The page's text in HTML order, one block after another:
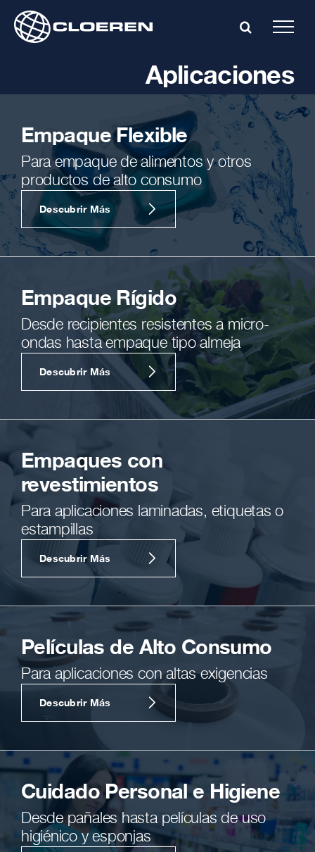
content
Aplicaciones
Empaque Flexible
Para empaque de alimentos y otros
productos de alto consumo
Descubrir Más
Empaque Rígido
Desde recipientes resistentes a micro-
ondas hasta empaque tipo almeja
Descubrir Más
Empaques con
revestimientos
Para aplicaciones laminadas, etiquetas o
estampillas
Descubrir Más
Películas de Alto Consumo
Para aplicaciones con altas exigencias
Descubrir Más
Cuidado Personal e Higiene
Desde pañales hasta películas de uso
higiénico y esponjas